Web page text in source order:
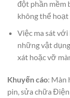
đột phần mềm
không thể
Việc ma sát
những vật
xát hoặc vỡ
Khuyến cáo: Màn
pin, sửa chữa